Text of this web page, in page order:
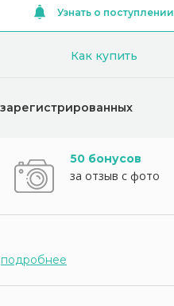
Узнать о поступлении
Как купить
50 бонусов
за отзыв с фото
подробнее